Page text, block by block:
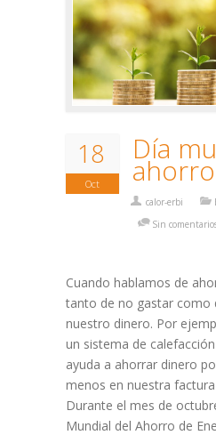
18
Oct
Día
ahorro
calor-erbi
Sin
Cuando hablamos de
tanto de no gastar como
nuestro dinero. Por
un sistema de
ayuda a ahorrar dinero
menos en nuestra
Durante el mes de
Mundial del Ahorro de